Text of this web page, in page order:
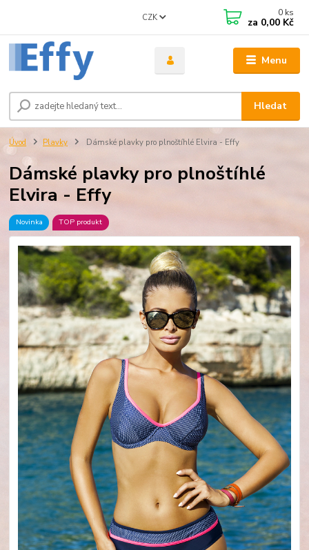
Menu
CZK
Hledat
0 ks
za 0,00 Kč
Úvod Plavky Dámské plavky pro plnoštíhlé Elvira - Effy
Dámské plavky pro plnoštíhlé
Elvira - Effy
Novinka TOP produkt